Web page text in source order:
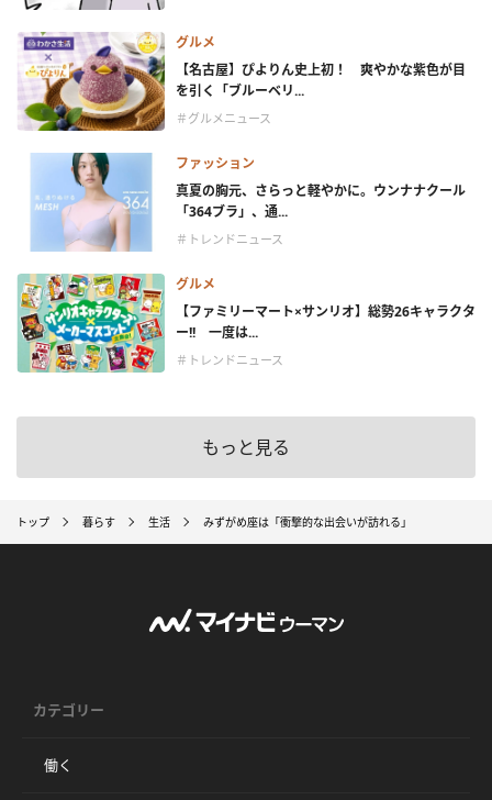
グルメ
【名古屋】ぴよりん史上初！ 爽やかな紫色が目
を引く「ブルーベリ...
＃グルメニュース
ファッション
真夏の胸元、さらっと軽やかに。ウンナナクール
「364ブラ」、通...
＃トレンドニュース
グルメ
【ファミリーマート×サンリオ】総勢26キャラクタ
ー!! 一度は...
＃トレンドニュース
もっと見る
トップ 暮らす 生活 みずがめ座は「衝撃的な出会いが訪れる」
カテゴリー
働く